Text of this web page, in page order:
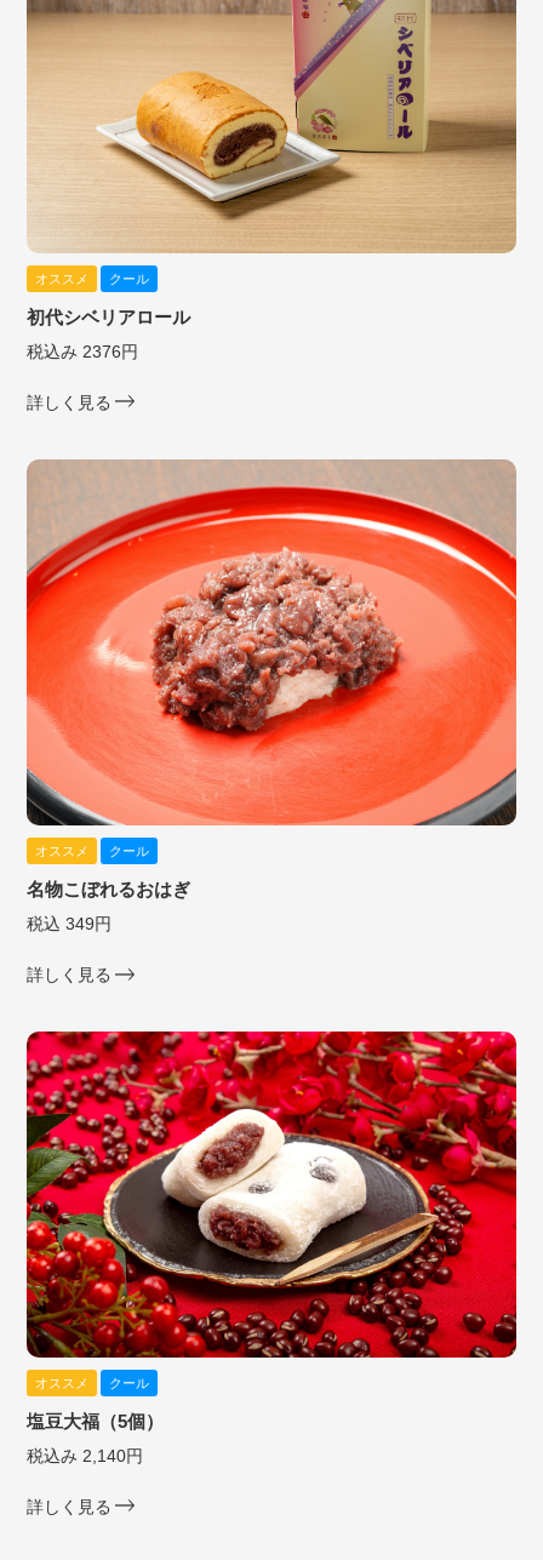
オススメ クール
初代シベリアロール
税込み 2376円
詳しく見る
オススメ クール
名物こぼれるおはぎ
税込 349円
詳しく見る
オススメ クール
塩豆大福（5個）
税込み 2,140円
詳しく見る